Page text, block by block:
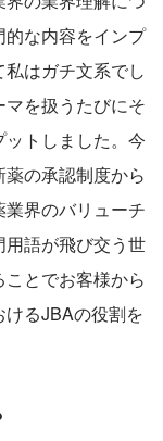
な内容をインプ
はガチ文系でし
を扱うたびにそ
トしました。今
の承認制度から
界のバリューチ
語が飛び交う世
とでお客様から
るJBAの役割を